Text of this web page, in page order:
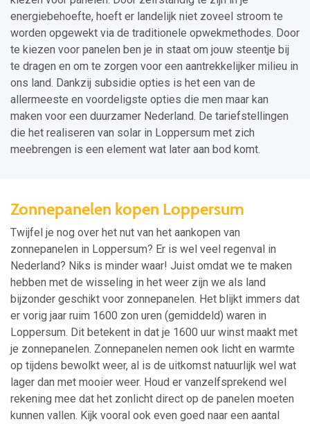
energiebehoefte, hoeft er landelijk niet zoveel stroom te
worden opgewekt via de traditionele opwekmethodes. Door
te kiezen voor panelen ben je in staat om jouw steentje bij
te dragen en om te zorgen voor een aantrekkelijker milieu in
ons land. Dankzij subsidie opties is het een van de
allermeeste en voordeligste opties die men maar kan
maken voor een duurzamer Nederland. De tariefstellingen
die het realiseren van solar in Loppersum met zich
meebrengen is een element wat later aan bod komt.
Zonnepanelen kopen Loppersum
Twijfel je nog over het nut van het aankopen van
zonnepanelen in Loppersum? Er is wel veel regenval in
Nederland? Niks is minder waar! Juist omdat we te maken
hebben met de wisseling in het weer zijn we als land
bijzonder geschikt voor zonnepanelen. Het blijkt immers dat
er vorig jaar ruim 1600 zon uren (gemiddeld) waren in
Loppersum. Dit betekent in dat je 1600 uur winst maakt met
je zonnepanelen. Zonnepanelen nemen ook licht en warmte
op tijdens bewolkt weer, al is de uitkomst natuurlijk wel wat
lager dan met mooier weer. Houd er vanzelfsprekend wel
rekening mee dat het zonlicht direct op de panelen moeten
kunnen vallen. Kijk vooral ook even goed naar een aantal